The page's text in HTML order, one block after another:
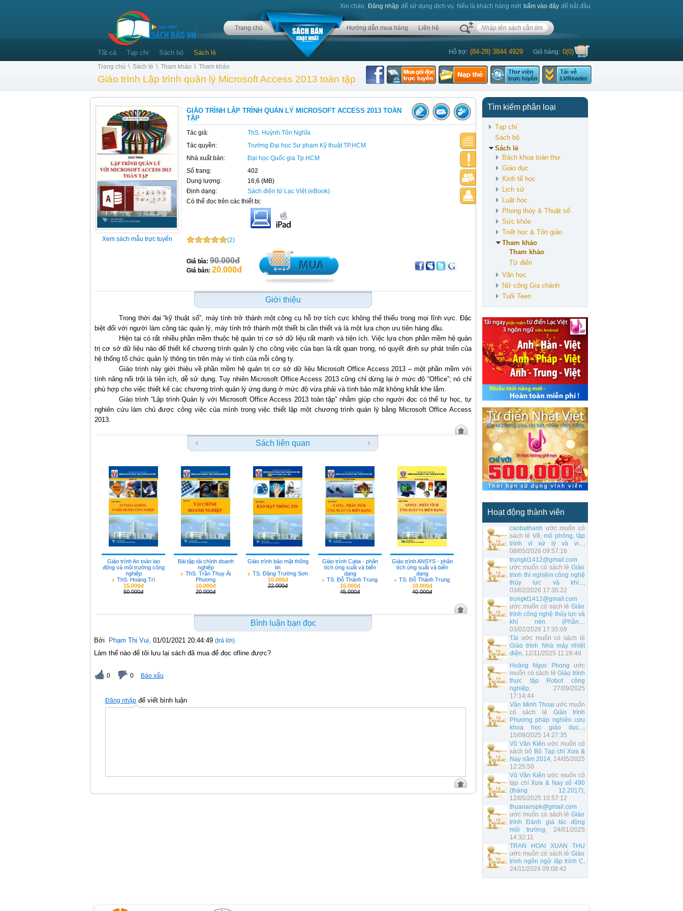
Xin chào, Đăng nhập để sử dụng dịch vụ. Nếu là khách hàng mới bấm vào đây để bắt đầu
Trang chủ Hướng dẫn mua hàng Liên hệ
Hỗ trợ: (84-28) 3844 4929 Giỏ hàng: 0(0)
Tất cả Tạp chí Sách bộ Sách lẻ
Trang chủ \ Sách lẻ \ Tham khảo \ Tham khảo
Giáo trình Lập trình quản lý Microsoft Access 2013 toàn tập
Tìm kiếm phân loại
Tạp chí
Sách bộ
Sách lẻ
Bách khoa toàn thư
Giáo dục
Kinh tế học
Lịch sử
Luật học
Phong thủy & Thuật số
Sức khỏe
Triết học & Tôn giáo
Tham khảo
Tham khảo
Từ điển
Văn học
Nữ công Gia chánh
Tuổi Teen
Hoạt động thành viên
caobathanh ước muốn có
sách lẻ Vẽ, mô phỏng, lập
trình vi xử lý và vi...,
08/05/2026 09:57:16
trungkt1412@gmail.com
ước muốn có sách lẻGiáo
trình thí nghiệm công nghệ
thủy lực và khí...,
03/02/2026 17:35:22
trungkt1412@gmail.com
ước muốn có sách lẻGiáo
trình công nghệ thủy lực và
khí nén (Phần...,
03/02/2026 17:35:09
Tài ước muốn có sách lẻ
Giáo trình Nhà máy nhiệt
điện, 12/11/2025 11:28:46
Hoàng Ngọc Phong ước
muốn có sách lẻGiáo trình
thực tập Robot công
nghiệp, 27/09/2025
17:14:44
Văn Minh Thoại ước muốn
có sách lẻ Giáo trình
Phương pháp nghiên cứu
khoa học giáo dục...,
15/09/2025 14:27:35
Vũ Văn Kiên ước muốn có
sách bộ Bộ Tạp chí Xưa &
Nay năm 2014, 14/05/2025
12:25:50
Vũ Văn Kiên ước muốn có
tạp chíXưa & Nay số 490
(tháng 12.2017),
12/05/2025 10:57:12
thuananspk@gmail.com
ước muốn có sách lẻGiáo
trình Đánh giá tác động
môi trường, 24/01/2025
14:32:11
TRAN HOAI XUAN THU
ước muốn có sách lẻGiáo
trình ngôn ngữ lập trình C,
24/11/2024 09:08:42
Xem sách mẫu trực tuyến
GIÁO TRÌNH LẬP TRÌNH QUẢN LÝ MICROSOFT ACCESS 2013 TOÀN
TẬP
Tác giả:
ThS. Huỳnh Tôn Nghĩa
Tác quyền:
Trường Đại học Sư phạm Kỹ thuật TP.HCM
Nhà xuất bản:
Đại học Quốc gia Tp.HCM
Số trang:
402
Dung lượng:
16,6 (MB)
Định dạng:
Sách điện tử Lạc Việt (eBook)
Có thể đọc trên các thiết bị:
(2)
Giá bìa: 90.000đ
Giá bán: 20.000đ
Giới thiệu
Trong thời đại “kỹ thuật số”, máy tính trở thành một công cụ hỗ trợ tích cực không thể thiếu trong mọi lĩnh vực. Đặc
biệt đối với người làm công tác quản lý, máy tính trở thành một thiết bị cần thiết và là một lựa chọn ưu tiên hàng đầu.
Hiện tại có rất nhiều phần mềm thuộc hệ quản trị cơ sở dữ liệu rất mạnh và tiện ích. Việc lựa chọn phần mềm hệ quản
trị cơ sở dữ liệu nào để thiết kế chương trình quản lý cho công việc của bạn là rất quan trọng, nó quyết định sự phát triển của
hệ thống tổ chức quản lý thông tin trên máy vi tính của mỗi công ty.
Giáo trình này giới thiệu về phần mềm hệ quản trị cơ sở dữ liệu Microsoft Office Access 2013 – một phần mềm với
tính năng nổi trội là tiện ích, dễ sử dụng. Tuy nhiên Microsoft Office Access 2013 cũng chỉ dừng lại ở mức độ “Office”; nó chỉ
phù hợp cho việc thiết kế các chương trình quản lý ứng dụng ở mức độ vừa phải và tính bảo mật không khắt khe lắm.
Giáo trình “Lập trình Quản lý với Microsoft Office Access 2013 toàn tập” nhằm giúp cho người đọc có thể tự học, tự
nghiên cứu làm chủ được công việc của mình trong việc thiết lập một chương trình quản lý bằng Microsoft Office Access
2013.
Sách liên quan
Giáo trình An toàn lao
động và môi trường công
nghiệp
ThS. Hoàng Trí
15.000đ
50.000đ
Bài tập tài chính doanh
nghiệp
ThS. Trần Thụy Ái
Phương
10.000đ
20.000đ
Giáo trình bảo mật thông
tin
TS. Đặng Trường Sơn
10.000đ
22.000đ
Giáo trình Catia - phân
tích ứng suất và biến
dạng
TS. Đỗ Thành Trung
15.000đ
45.000đ
Giáo trình ANSYS - phân
tích ứng suất và biến
dạng
TS. Đỗ Thành Trung
10.000đ
40.000đ
Bình luận bạn đọc
Bởi Phạm Thị Vui, 01/01/2021 20:44:49 (trả lời)
Làm thế nào để tôi lưu lại sách đã mua để đọc ofline được?
0 0 Báo xấu
Đăng nhập để viết bình luận